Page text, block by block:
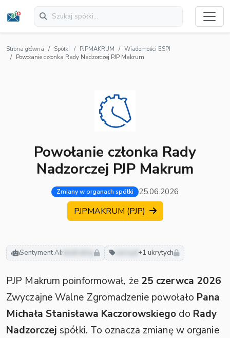
Strona główna Spółki PJPMAKRUM
Wiadomości ESPI
Powołanie członka Rady Nadzorczej PJP Makrum
Powołanie członka Rady
Nadzorczej PJP Makrum
Zmiany w organach spółki 25.06.2026
PJPMAKRUM (PJP)
Sentyment AI: neutralny +1 ukrytych
PJP Makrum poinformował, że 25 czerwca 2026
Zwyczajne Walne Zgromadzenie powołało Pana
Michała Stanisława Kaczorowskiego do Rady
Nadzorczej spółki. To oznacza zmianę w organie